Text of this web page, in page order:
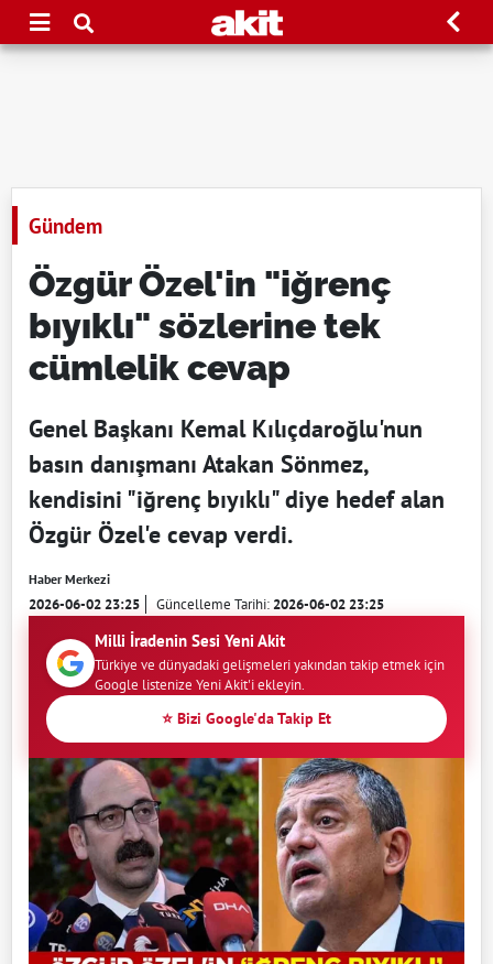
Gündem
Özgür Özel'in "iğrenç
bıyıklı" sözlerine tek
cümlelik cevap
Genel Başkanı Kemal Kılıçdaroğlu'nun
basın danışmanı Atakan Sönmez,
kendisini "iğrenç bıyıklı" diye hedef alan
Özgür Özel'e cevap verdi.
Haber Merkezi
2026-06-02 23:25 Güncelleme Tarihi:2026-06-02 23:25
Milli İradenin Sesi Yeni Akit
Türkiye ve dünyadaki gelişmeleri yakından takip etmek için
Google listenize Yeni Akit'i ekleyin.
⭐ Bizi Google'da Takip Et